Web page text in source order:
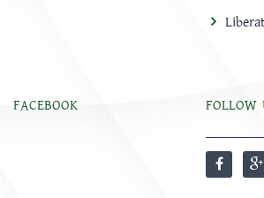
FACEBOOK FOLLOW